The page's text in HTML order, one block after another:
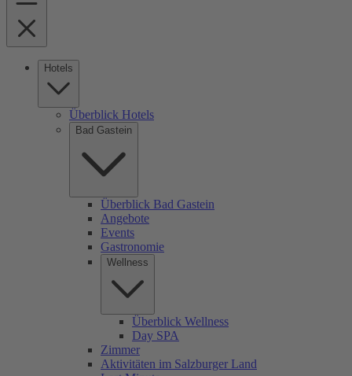
Hotels
Überblick Hotels
Bad Gastein
Überblick Bad Gastein
Angebote
Events
Gastronomie
Wellness
Überblick Wellness
Day SPA
Zimmer
Aktivitäten im Salzburger Land